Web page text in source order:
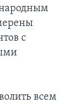
с
всем